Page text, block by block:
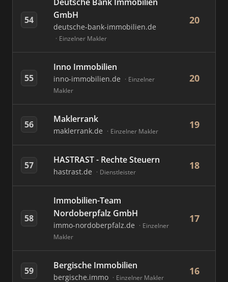
54
GmbH
deutsche-bank-immobilien.de
Einzelner Makler
20
55
Inno Immobilien
inno-immobilien.de
Einzelner
Makler
20
56 Maklerrank
maklerrank.de Einzelner Makler
19
57 HASTRAST - Rechte Steuern
hastrast.de Dienstleister
18
58
Immobilien-Team
Nordoberpfalz GmbH
immo-nordoberpfalz.de
Einzelner
Makler
17
59 Bergische Immobilien
bergische.immo Einzelner Makler
16